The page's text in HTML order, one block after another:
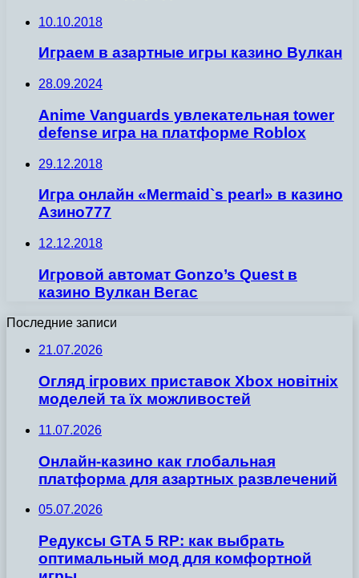
10.10.2018
Играем в азартные игры казино Вулкан
28.09.2024
Anime Vanguards увлекательная tower
defense игра на платформе Roblox
29.12.2018
Игра онлайн «Mermaid`s pearl» в казино
Азино777
12.12.2018
Игровой автомат Gonzo’s Quest в
казино Вулкан Вегас
Последние записи
21.07.2026
Огляд ігрових приставок Xbox новітніх
моделей та їх можливостей
11.07.2026
Онлайн-казино как глобальная
платформа для азартных развлечений
05.07.2026
Редуксы GTA 5 RP: как выбрать
оптимальный мод для комфортной